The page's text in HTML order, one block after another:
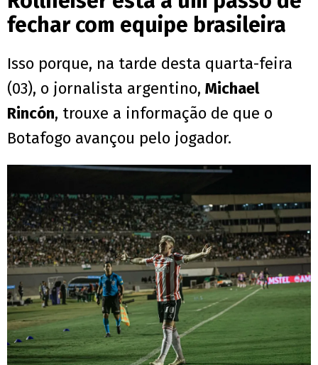
fechar com equipe brasileira
Isso porque, na tarde desta quarta-feira
(03), o jornalista argentino, Michael
Rincón, trouxe a informação de que o
Botafogo avançou pelo jogador.